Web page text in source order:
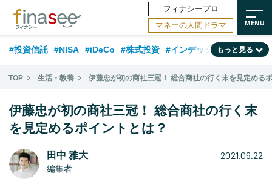
フィナシープロ
マネーの人間ドラマ
#投資信託 #NISA #iDeCo #株式投資 #インデックスファンド
#相談事例 #新NISA #相続・贈与 #FP #積立投資 #30代
#公的年金 #フィナンシャル・ウェルビーイング #トレンド
もっと見る
TOP 生活・教養 伊藤忠が初の商社三冠！ 総合商社の行く末を見定める
伊藤忠が初の商社三冠！ 総合商社の行く末
を見定めるポイントとは？
田中 雅大
編集者
2021.06.22